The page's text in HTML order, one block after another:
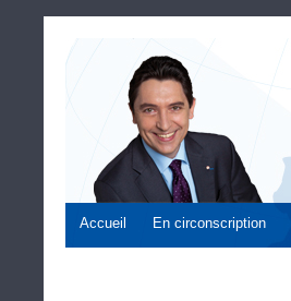
Accueil En circonscription